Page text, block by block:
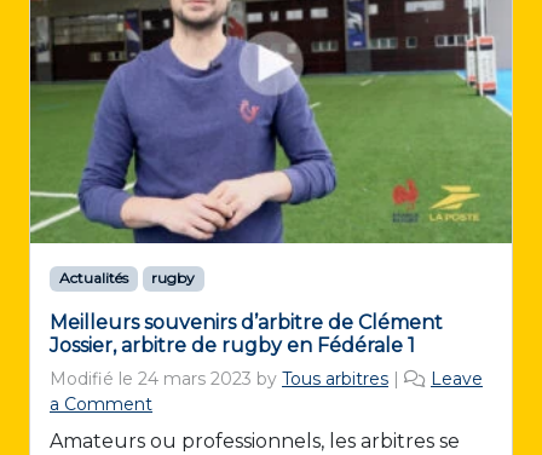
Actualités rugby
Meilleurs souvenirs d’arbitre de Clément
Jossier, arbitre de rugby en Fédérale 1
Modifié le 24 mars 2023 by Tous arbitres
Leave
a Comment
Amateurs ou professionnels, les arbitres se